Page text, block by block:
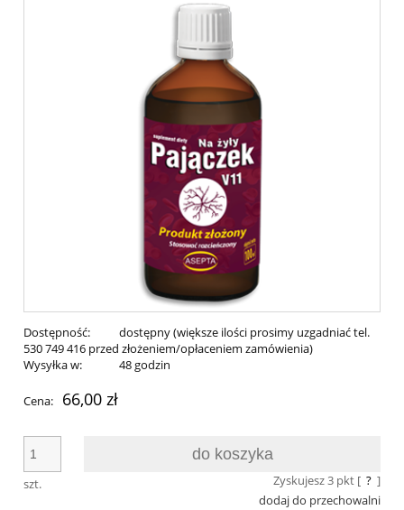
Dostępność:
dostępny (większe ilości prosimy uzgadniać tel.
530 749 416 przed złożeniem/opłaceniem zamówienia)
Wysyłka w:
48 godzin
Cena: 66,00 zł
szt.
do koszyka
Zyskujesz3pkt [ ? ]
dodaj do przechowalni